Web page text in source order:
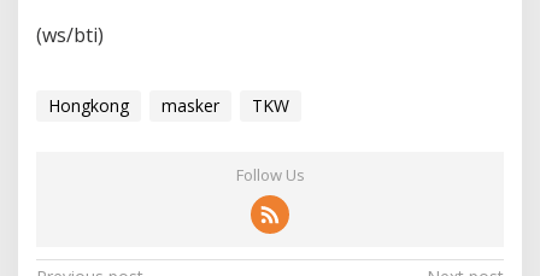
(ws/bti)
Hongkong masker TKW
Follow Us